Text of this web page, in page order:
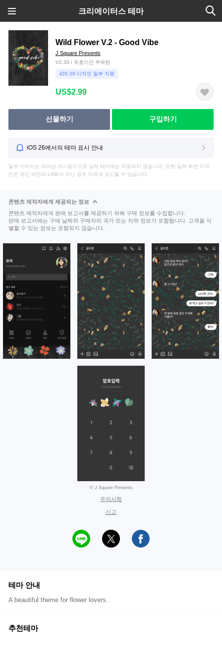
크리에이터스 테마
Wild Flower V.2 - Good Vibe
J Square Presents
V2.38 / 유효기간 무제한
iOS 26 디자인 일부 지원
US$2.99
선물하기 구입하기
iOS 26에서의 테마 표시 안내
일부 이미지는 테마샵 게시용이므로 실제 테마에는 적용되지 않습니다. 또한 일부 화면 디자
인은 최신 버전의 LINE이 아닌 경우 다르게 표시될 수 있습니다.
콘텐츠 제작자에게 제공되는 정보
콘텐츠 제작자에게 판매 보고서를 제공하기 위해 구매 정보를 수집합니다.
판매 보고서에는 구매 날짜와 구매자의 국가 또는 지역 정보가 포함됩니다. 고객을 식
별할 수 있는 정보는 포함되지 않습니다.
© J Square Presents
주의사항
신고
테마 안내
A beautiful theme for flower lovers.
추천테마